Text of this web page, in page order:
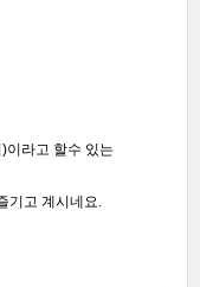
이라고 할수 있는
기고 계시네요.